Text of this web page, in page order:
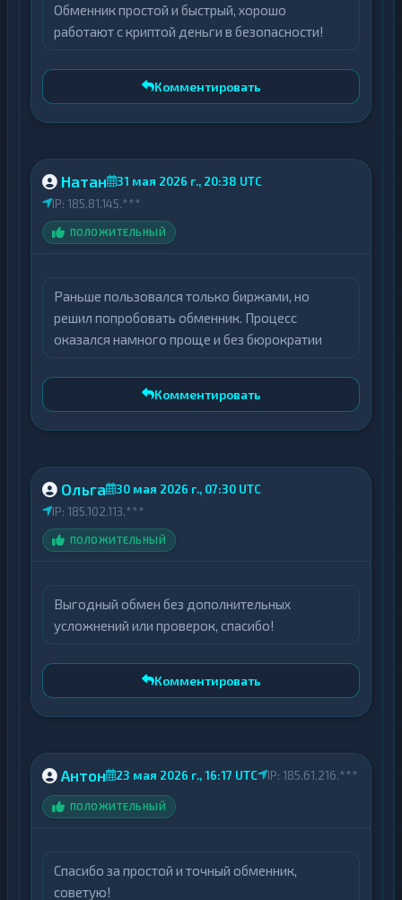
Обменник простой и быстрый, хорошо
работают с криптой деньги в безопасности!
Комментировать
Натан
31 мая 2026 г., 20:38 UTC
IP: 185.81.145.***
ПОЛОЖИТЕЛЬНЫЙ
Раньше пользовался только биржами, но
решил попробовать обменник. Процесс
оказался намного проще и без бюрократии
Комментировать
Ольга
30 мая 2026 г., 07:30 UTC
IP: 185.102.113.***
ПОЛОЖИТЕЛЬНЫЙ
Выгодный обмен без дополнительных
усложнений или проверок, спасибо!
Комментировать
Антон 23 мая 2026 г., 16:17 UTC IP: 185.61.216.***
ПОЛОЖИТЕЛЬНЫЙ
Спасибо за простой и точный обменник,
советую!